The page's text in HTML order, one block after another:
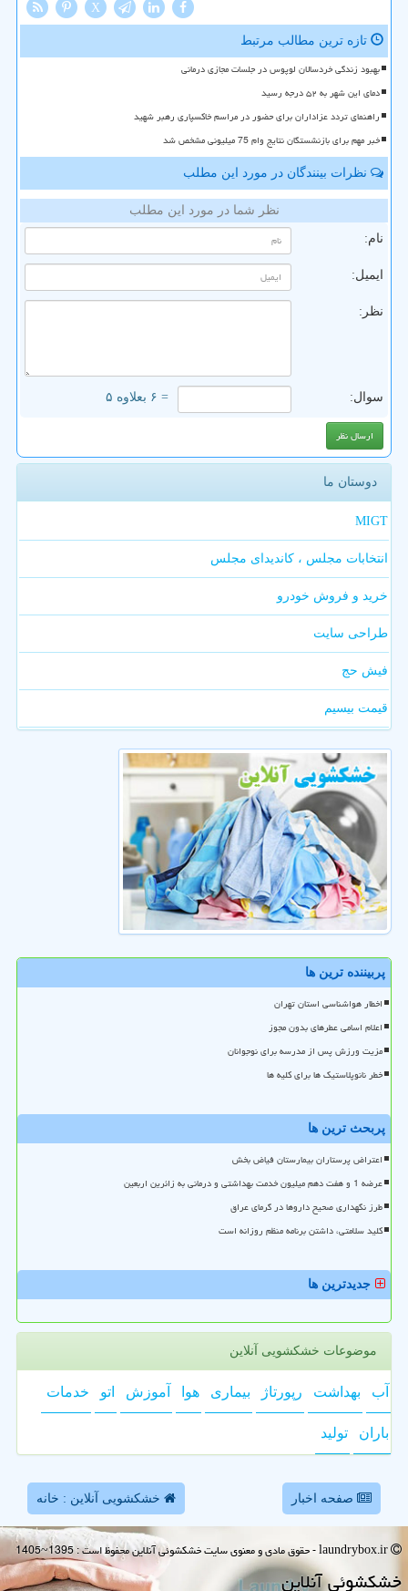
X
تازه ترین مطالب مرتبط
بهبود زندگی خردسالان لوپوس در جلسات مجازی درمانی
دمای این شهر به ۵۲ درجه رسید
راهنمای تردد عزاداران برای حضور در مراسم خاکسپاری رهبر شهید
خبر مهم برای بازنشستگان نتایج وام 75 میلیونی مشخص شد
نظرات بینندگان در مورد این مطلب
نظر شما در مورد این مطلب
نام:
ایمیل:
نظر:
سوال: = ۶ بعلاوه ۵
دوستان ما
MIGT
انتخابات مجلس ، کاندیدای مجلس
خرید و فروش خودرو
طراحی سایت
فیش حج
قیمت بیسیم
پربیننده ترین ها
اخطار هواشناسی استان تهران
اعلام اسامی عطرهای بدون مجوز
مزیت ورزش پس از مدرسه برای نوجوانان
خطر نانوپلاستیک ها برای کلیه ها
پربحث ترین ها
اعتراض پرستاران بیمارستان فیاض بخش
عرضه 1 و هفت دهم میلیون خدمت بهداشتی و درمانی به زائرین اربعین
طرز نگهداری صحیح داروها در گرمای عراق
کلید سلامتی، داشتن برنامه منظم روزانه است
جدیدترین ها
موضوعات خشکشویی آنلاین
آب بهداشت رپورتاژ بیماری هوا آموزش اتو خدمات
باران تولید
صفحه اخبار خشکشویی آنلاین : خانه
خشكشوئی آنلاین